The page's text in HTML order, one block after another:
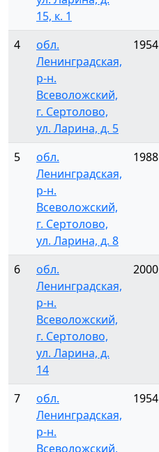
15, к. 1
4
обл.
Ленинградская,
р-н.
Всеволожский,
г. Сертолово,
ул. Ларина, д. 5
1954
5
обл.
Ленинградская,
р-н.
Всеволожский,
г. Сертолово,
ул. Ларина, д. 8
1988
6
обл.
Ленинградская,
р-н.
Всеволожский,
г. Сертолово,
ул. Ларина, д.
14
2000
7
обл.
Ленинградская,
р-н.
Всеволожский,
1954